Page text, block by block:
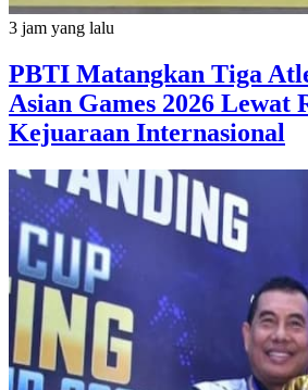
3 jam yang lalu
PBTI Matangkan Tiga
Asian Games 2026 Lewat
Kejuaraan Internasional